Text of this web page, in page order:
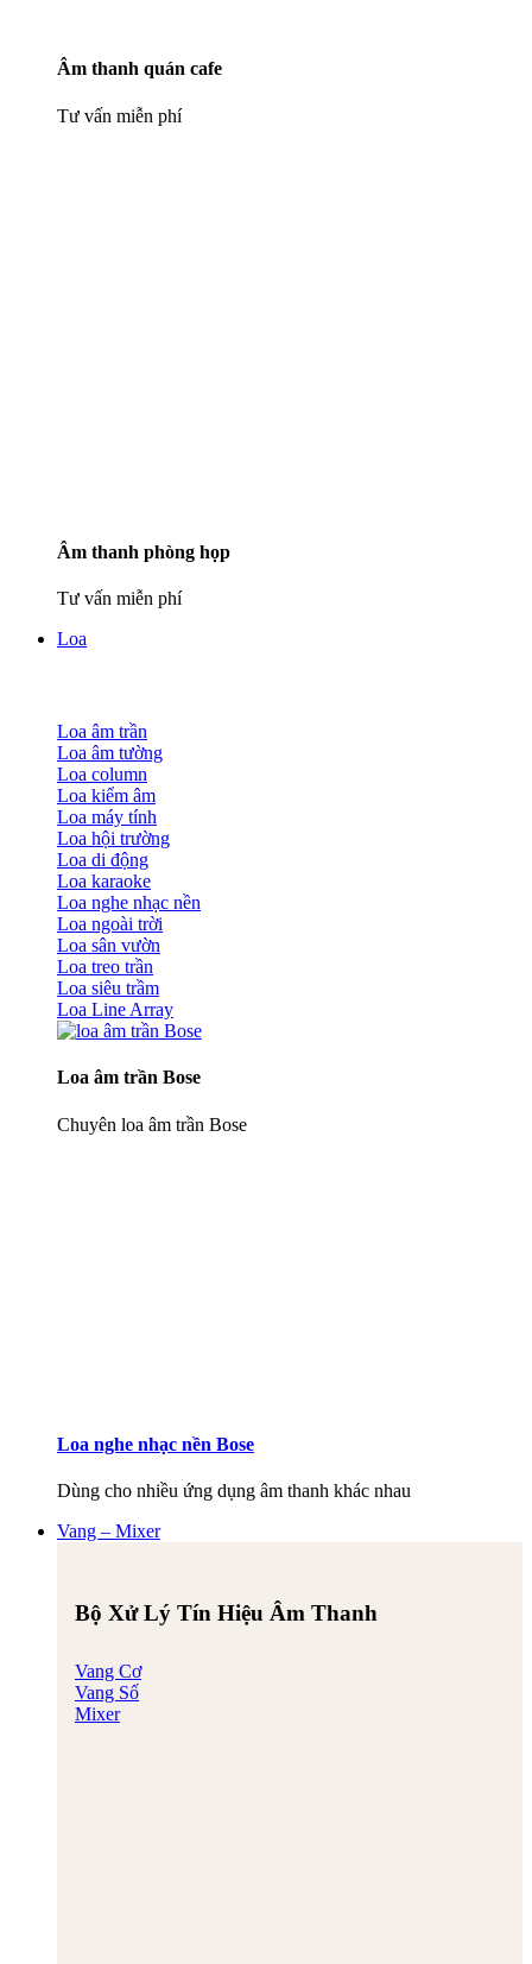
Âm thanh quán cafe
Tư vấn miễn phí
Âm thanh phòng họp
Tư vấn miễn phí
Loa
Loa âm trần
Loa âm tường
Loa column
Loa kiểm âm
Loa máy tính
Loa hội trường
Loa di động
Loa karaoke
Loa nghe nhạc nền
Loa ngoài trời
Loa sân vườn
Loa treo trần
Loa siêu trầm
Loa Line Array
Loa âm trần Bose
Chuyên loa âm trần Bose
Loa nghe nhạc nền Bose
Dùng cho nhiều ứng dụng âm thanh khác nhau
Vang – Mixer
Bộ Xử Lý Tín Hiệu Âm Thanh
Vang Cơ
Vang Số
Mixer